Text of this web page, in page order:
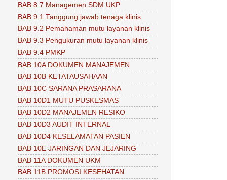
BAB 8.7 Managemen SDM UKP
BAB 9.1 Tanggung jawab tenaga klinis
BAB 9.2 Pemahaman mutu layanan klinis
BAB 9.3 Pengukuran mutu layanan klinis
BAB 9.4 PMKP
BAB 10A DOKUMEN MANAJEMEN
BAB 10B KETATAUSAHAAN
BAB 10C SARANA PRASARANA
BAB 10D1 MUTU PUSKESMAS
BAB 10D2 MANAJEMEN RESIKO
BAB 10D3 AUDIT INTERNAL
BAB 10D4 KESELAMATAN PASIEN
BAB 10E JARINGAN DAN JEJARING
BAB 11A DOKUMEN UKM
BAB 11B PROMOSI KESEHATAN